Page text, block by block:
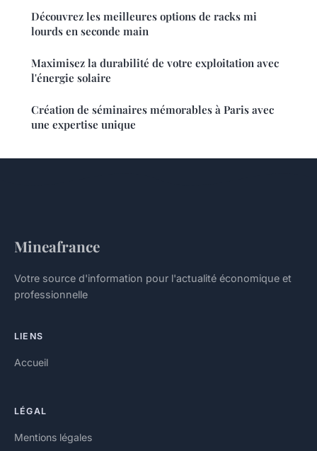
Découvrez les meilleures options de racks mi
lourds en seconde main
Maximisez la durabilité de votre exploitation avec
l'énergie solaire
Création de séminaires mémorables à Paris avec
une expertise unique
Mineafrance
Votre source d'information pour l'actualité économique et
professionnelle
LIENS
Accueil
LÉGAL
Mentions légales